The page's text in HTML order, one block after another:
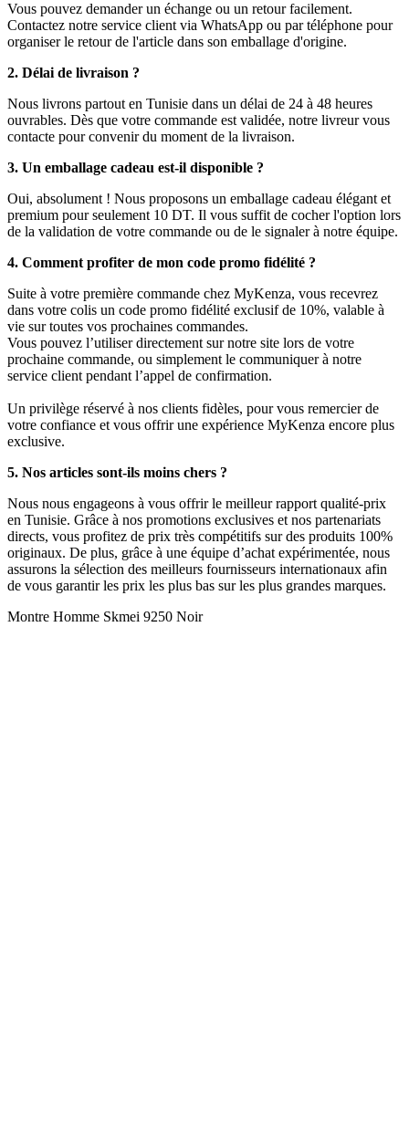
Vous pouvez demander un échange ou un retour facilement.
Contactez notre service client via WhatsApp ou par téléphone pour
organiser le retour de l'article dans son emballage d'origine.
2. Délai de livraison ?
Nous livrons partout en Tunisie dans un délai de 24 à 48 heures
ouvrables. Dès que votre commande est validée, notre livreur vous
contacte pour convenir du moment de la livraison.
3. Un emballage cadeau est-il disponible ?
Oui, absolument ! Nous proposons un emballage cadeau élégant et
premium pour seulement 10 DT. Il vous suffit de cocher l'option lors
de la validation de votre commande ou de le signaler à notre équipe.
4. Comment profiter de mon code promo fidélité ?
Suite à votre première commande chez MyKenza, vous recevrez
dans votre colis un code promo fidélité exclusif de 10%, valable à
vie sur toutes vos prochaines commandes.
Vous pouvez l’utiliser directement sur notre site lors de votre
prochaine commande, ou simplement le communiquer à notre
service client pendant l’appel de confirmation.
Un privilège réservé à nos clients fidèles, pour vous remercier de
votre confiance et vous offrir une expérience MyKenza encore plus
exclusive.
5. Nos articles sont-ils moins chers ?
Nous nous engageons à vous offrir le meilleur rapport qualité-prix
en Tunisie. Grâce à nos promotions exclusives et nos partenariats
directs, vous profitez de prix très compétitifs sur des produits 100%
originaux. De plus, grâce à une équipe d’achat expérimentée, nous
assurons la sélection des meilleurs fournisseurs internationaux afin
de vous garantir les prix les plus bas sur les plus grandes marques.
Montre Homme Skmei 9250 Noir